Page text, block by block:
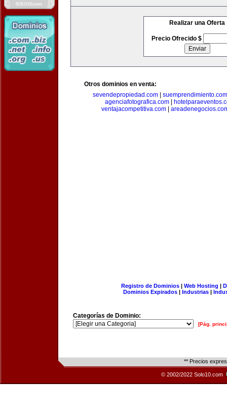
Realizar una Oferta
Precio Ofrecido $
Otros dominios en venta:
sevendepropiedad.com| suemprendimiento.com
agenciafotografica.com|
ventajacompetitiva.com
Registro de Dominios| Web Hosting |
Dominios Expirados | Industrias |
Categorías de Dominio:
[Pág.
** Precios
© 2002/2022 Solo10.com